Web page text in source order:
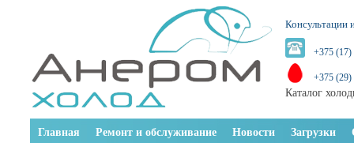
Консультации
+375 (17)
+375 (29)
Каталог
Главная Ремонт и обслуживание Новости Загрузки